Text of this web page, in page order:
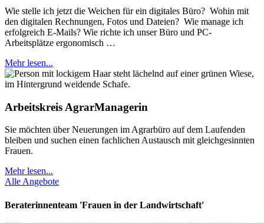
Wie stelle ich jetzt die Weichen für ein digitales Büro? Wohin mit
den digitalen Rechnungen, Fotos und Dateien? Wie manage ich
erfolgreich E-Mails? Wie richte ich unser Büro und PC-
Arbeitsplätze ergonomisch …
Mehr lesen...
Arbeitskreis AgrarManagerin
Sie möchten über Neuerungen im Agrarbüro auf dem Laufenden
bleiben und suchen einen fachlichen Austausch mit gleichgesinnten
Frauen.
Mehr lesen...
Alle Angebote
Beraterinnenteam 'Frauen in der Landwirtschaft'